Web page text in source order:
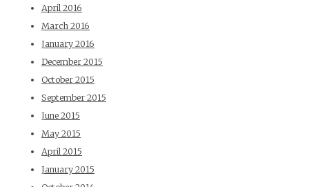
April 2016
March 2016
January 2016
December 2015
October 2015
September 2015
June 2015
May 2015
April 2015
January 2015